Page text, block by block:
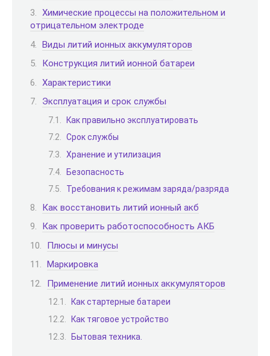
Химические процессы на положительном и
отрицательном электроде
Виды литий ионных аккумуляторов
Конструкция литий ионной батареи
Характеристики
Эксплуатация и срок службы
Как правильно эксплуатировать
Срок службы
Хранение и утилизация
Безопасность
Требования к режимам заряда/разряда
Как восстановить литий ионный акб
Как проверить работоспособность АКБ
Плюсы и минусы
Маркировка
Применение литий ионных аккумуляторов
Как стартерные батареи
Как тяговое устройство
Бытовая техника.